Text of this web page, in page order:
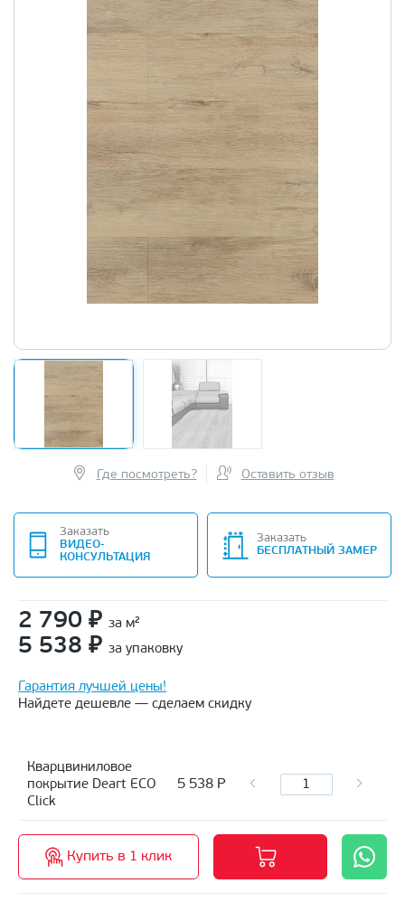
Где посмотреть? Оставить отзыв
Заказать
ВИДЕО-
КОНСУЛЬТАЦИЯ
Заказать
БЕСПЛАТНЫЙ ЗАМЕР
2 790 ₽ за м²
5 538 ₽ за упаковку
Гарантия лучшей цены!
Найдете дешевле — сделаем скидку
Кварцвиниловое
покрытие Deart ECO
Click
5 538 Р
Купить в 1 клик